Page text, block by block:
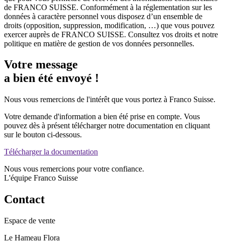
de FRANCO SUISSE. Conformément à la réglementation sur les
données à caractère personnel vous disposez d’un ensemble de
droits (opposition, suppression, modification, …) que vous pouvez
exercer auprès de FRANCO SUISSE. Consultez vos droits et notre
politique en matière de gestion de vos données personnelles.
Votre message
a bien été envoyé !
Nous vous remercions de l'intérêt que vous portez à Franco Suisse.
Votre demande d'information a bien été prise en compte. Vous
pouvez dès à présent télécharger notre documentation en cliquant
sur le bouton ci-dessous.
Télécharger la documentation
Nous vous remercions pour votre confiance.
L'équipe Franco Suisse
Contact
Espace de vente
Le Hameau Flora